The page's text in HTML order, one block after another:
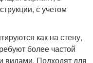
с учетом
как на стену,
более частой
видами. Подходят для